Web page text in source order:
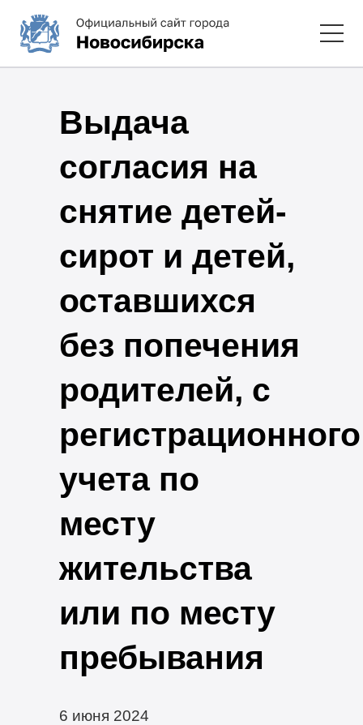
Выдача
согласия на
снятие детей-
сирот и детей,
оставшихся
без попечения
родителей, с
регистрационного
учета по
месту
жительства
или по месту
пребывания
6 июня 2024